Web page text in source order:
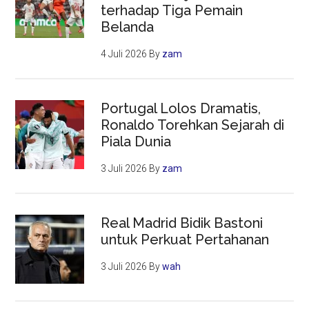
terhadap Tiga Pemain
Belanda
4 Juli 2026 By zam
Portugal Lolos Dramatis,
Ronaldo Torehkan Sejarah di
Piala Dunia
3 Juli 2026 By zam
Real Madrid Bidik Bastoni
untuk Perkuat Pertahanan
3 Juli 2026 Bywah